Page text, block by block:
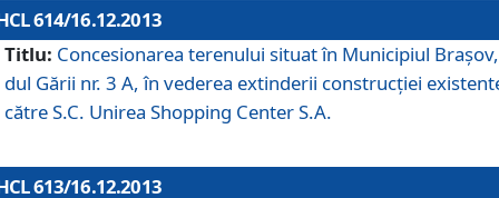
614/16.12.2013
Titlu: Concesionarea terenului situat în Municipiul
dul Gării nr. 3 A, în vederea extinderii construcţiei
către S.C. Unirea Shopping Center S.A.
613/16.12.2013